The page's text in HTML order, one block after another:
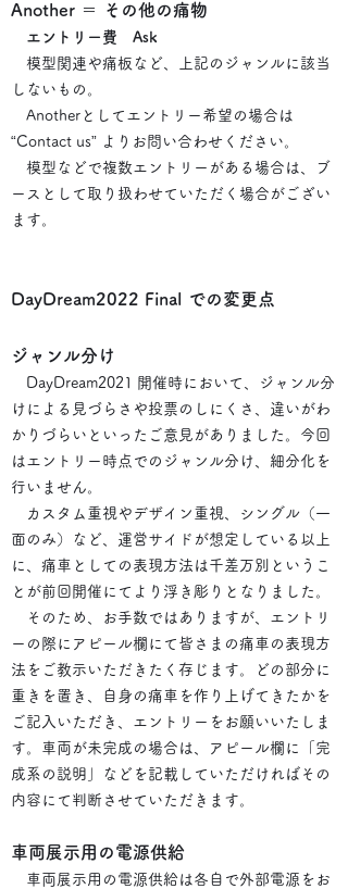
Another ＝ その他の痛物
エントリー費 Ask
模型関連や痛板など、上記のジャンルに該当
しないもの。
Anotherとしてエントリー希望の場合は
“Contact us” よりお問い合わせください。
模型などで複数エントリーがある場合は、ブ
ースとして取り扱わせていただく場合がござい
ます。
DayDream2022 Final での変更点
ジャンル分け
DayDream2021 開催時において、ジャンル分
けによる見づらさや投票のしにくさ、違いがわ
かりづらいといったご意見がありました。今回
はエントリー時点でのジャンル分け、細分化を
行いません。
カスタム重視やデザイン重視、シングル（一
面のみ）など、運営サイドが想定している以上
に、痛車としての表現方法は千差万別というこ
とが前回開催にてより浮き彫りとなりました。
そのため、お手数ではありますが、エントリ
ーの際にアピール欄にて皆さまの痛車の表現方
法をご教示いただきたく存じます。どの部分に
重きを置き、自身の痛車を作り上げてきたかを
ご記入いただき、エントリーをお願いいたしま
す。車両が未完成の場合は、アピール欄に「完
成系の説明」などを記載していただければその
内容にて判断させていただきます。
車両展示用の電源供給
車両展示用の電源供給は各自で外部電源をお